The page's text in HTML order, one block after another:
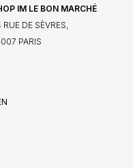
IM LE BON MARCHÉ
RUE DE SÈVRES,
PARIS